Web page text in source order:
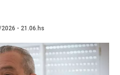
- 21.06.hs